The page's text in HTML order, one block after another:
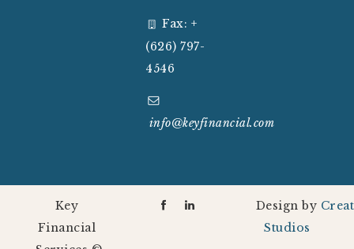
Fax: +
(626) 797-
4546
info@keyfinancial.com
Key
Financial
Design by
Studios